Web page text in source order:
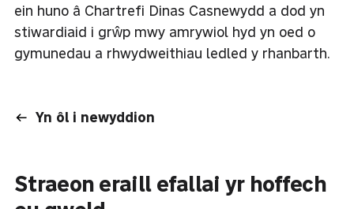
ein huno â Chartrefi Dinas Casnewydd a dod yn
stiwardiaid i grŵp mwy amrywiol hyd yn oed o
gymunedau a rhwydweithiau ledled y rhanbarth.
Yn ôl i newyddion
Straeon eraill efallai yr hoffech